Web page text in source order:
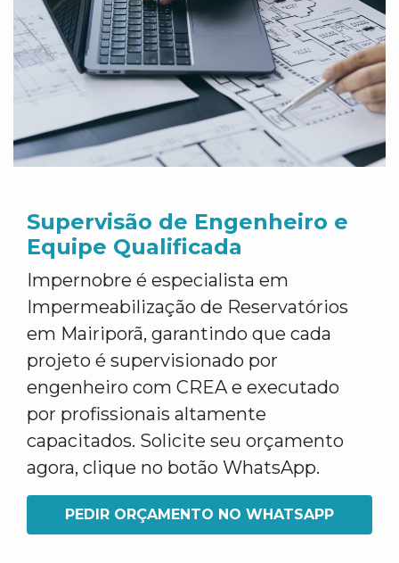
Supervisão de Engenheiro e
Equipe Qualificada
Impernobre é especialista em
Impermeabilização de Reservatórios
em Mairiporã, garantindo que cada
projeto é supervisionado por
engenheiro com CREA e executado
por profissionais altamente
capacitados. Solicite seu orçamento
agora, clique no botão WhatsApp.
PEDIR ORÇAMENTO NO WHATSAPP